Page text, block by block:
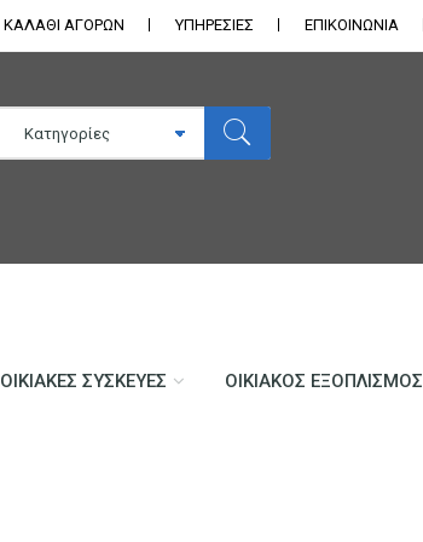
ΚΑΛΑΘΙ ΑΓΟΡΩΝ ΥΠΗΡΕΣΙΕΣ ΕΠΙΚΟΙΝΩΝΊΑ
ΟΙΚΙΑΚΈΣ ΣΥΣΚΕΥΈΣ ΟΙΚΙΑΚΌΣ ΕΞΟΠΛΙΣΜΌΣ